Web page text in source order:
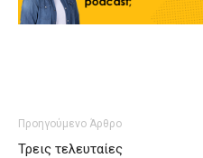
Προηγούμενο Άρθρο
Τρεις τελευταίες